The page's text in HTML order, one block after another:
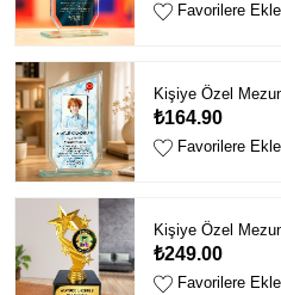
Favorilere Ekle
Kişiye Özel
₺164.90
Favorilere Ekle
Kişiye Özel
₺249.00
Favorilere Ekle